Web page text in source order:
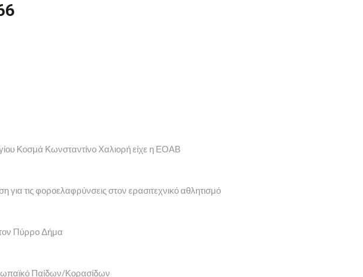
Κοσμά Κωνσταντίνο Χαλιορή είχε η ΕΟΑΒ
τις φοροελαφρύνσεις στον ερασιτεχνικό αθλητισμό
τον Πύρρο Δήμα
Παίδων/Κορασίδων